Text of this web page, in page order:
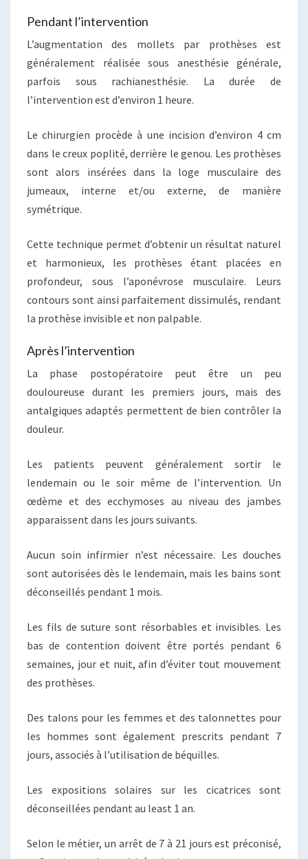
Pendant l’intervention
L’augmentation des mollets par prothèses est
généralement réalisée sous anesthésie générale,
parfois sous rachianesthésie. La durée de
l’intervention est d’environ 1 heure.
Le chirurgien procède à une incision d’environ 4 cm
dans le creux poplité, derrière le genou. Les prothèses
sont alors insérées dans la loge musculaire des
jumeaux, interne et/ou externe, de manière
symétrique.
Cette technique permet d’obtenir un résultat naturel
et harmonieux, les prothèses étant placées en
profondeur, sous l’aponévrose musculaire. Leurs
contours sont ainsi parfaitement dissimulés, rendant
la prothèse invisible et non palpable.
Après l’intervention
La phase postopératoire peut être un peu
douloureuse durant les premiers jours, mais des
antalgiques adaptés permettent de bien contrôler la
douleur.
Les patients peuvent généralement sortir le
lendemain ou le soir même de l’intervention. Un
œdème et des ecchymoses au niveau des jambes
apparaissent dans les jours suivants.
Aucun soin infirmier n’est nécessaire. Les douches
sont autorisées dès le lendemain, mais les bains sont
déconseillés pendant 1 mois.
Les fils de suture sont résorbables et invisibles. Les
bas de contention doivent être portés pendant 6
semaines, jour et nuit, afin d’éviter tout mouvement
des prothèses.
Des talons pour les femmes et des talonnettes pour
les hommes sont également prescrits pendant 7
jours, associés à l’utilisation de béquilles.
Les expositions solaires sur les cicatrices sont
déconseillées pendant au least 1 an.
Selon le métier, un arrêt de 7 à 21 jours est préconisé,